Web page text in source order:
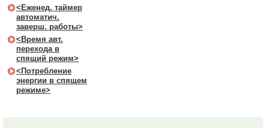
<Еженед. таймер
автоматич.
заверш. работы>
<Время авт.
перехода в
спящий режим>
<Потребление
энергии в спящем
режиме>